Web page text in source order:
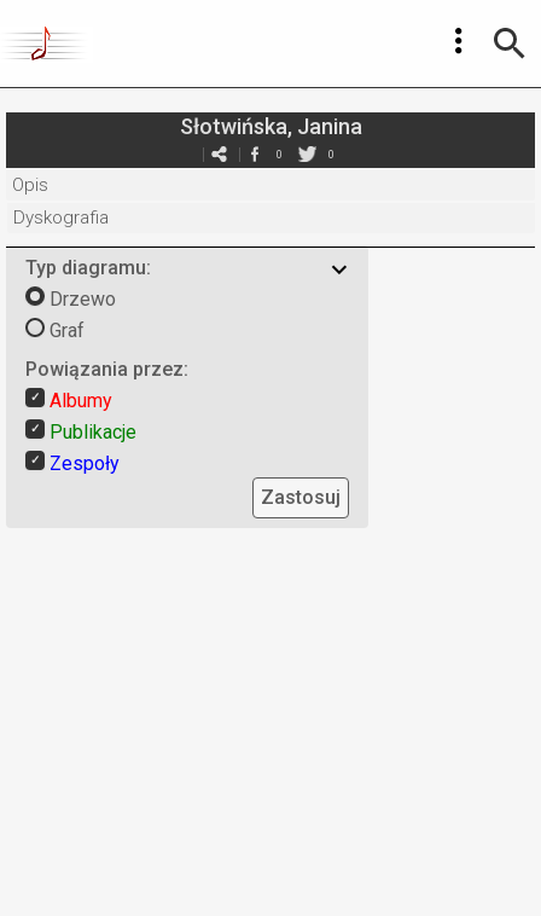
Słotwińska, Janina
0 0
Opis
Dyskografia
Typ diagramu:
Drzewo
Graf
Powiązania przez:
Albumy
Publikacje
Zespoły
Zastosuj